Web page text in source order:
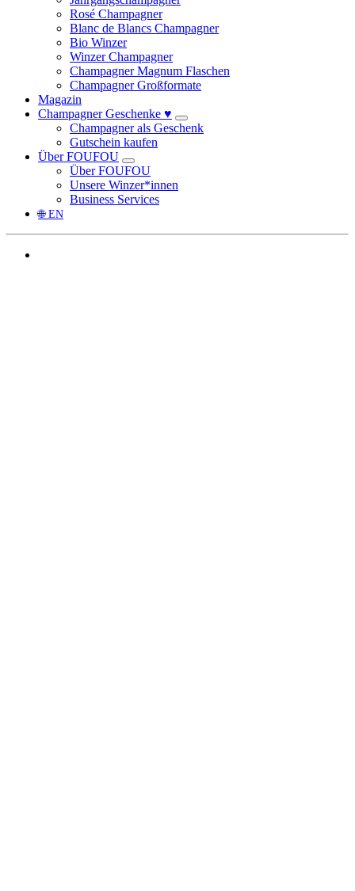
Rosé Champagner
Blanc de Blancs Champagner
Bio Winzer
Winzer Champagner
Champagner Magnum Flaschen
Champagner Großformate
Magazin
Champagner Geschenke ♥
Champagner als Geschenk
Gutschein kaufen
Über FOUFOU
Über FOUFOU
Unsere Winzer*innen
Business Services
🌐 EN